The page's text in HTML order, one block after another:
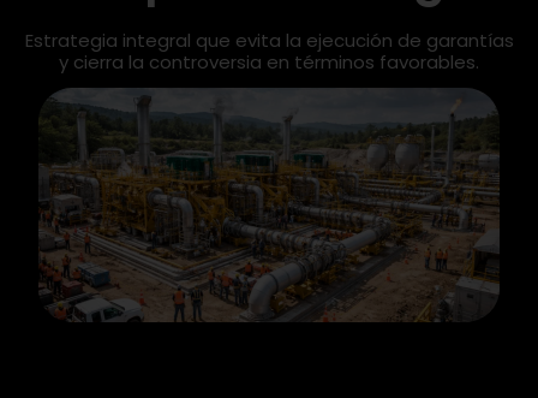
Estrategia integral que evita la ejecución de garantías
y cierra la controversia en términos favorables.